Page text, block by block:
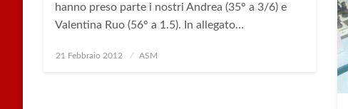
hanno preso parte i nostri Andrea (35° a 3/6) e
Valentina Ruo (56° a 1.5). In allegato…
Posted
21 Febbraio 2012 ASM